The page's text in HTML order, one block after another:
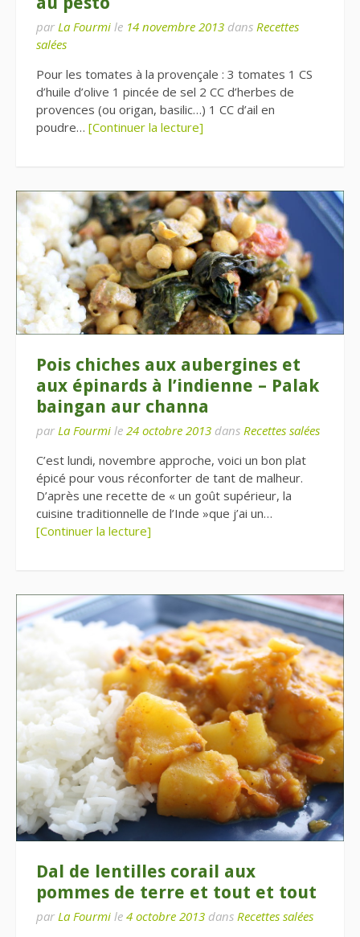
par La Fourmi le 14 novembre 2013 dans Recettes
salées
Pour les tomates à la provençale : 3 tomates 1 CS
d’huile d’olive 1 pincée de sel 2 CC d’herbes de
provences (ou origan, basilic…) 1 CC d’ail en
poudre… [Continuer la lecture]
Pois chiches aux aubergines et
aux épinards à l’indienne – Palak
baingan aur channa
par La Fourmi le 24 octobre 2013 dans Recettes salées
C’est lundi, novembre approche, voici un bon plat
épicé pour vous réconforter de tant de malheur.
D’après une recette de « un goût supérieur, la
cuisine traditionnelle de l’Inde »que j’ai un…
[Continuer la lecture]
Dal de lentilles corail aux
pommes de terre et tout et tout
par La Fourmi le 4 octobre 2013 dans Recettes salées